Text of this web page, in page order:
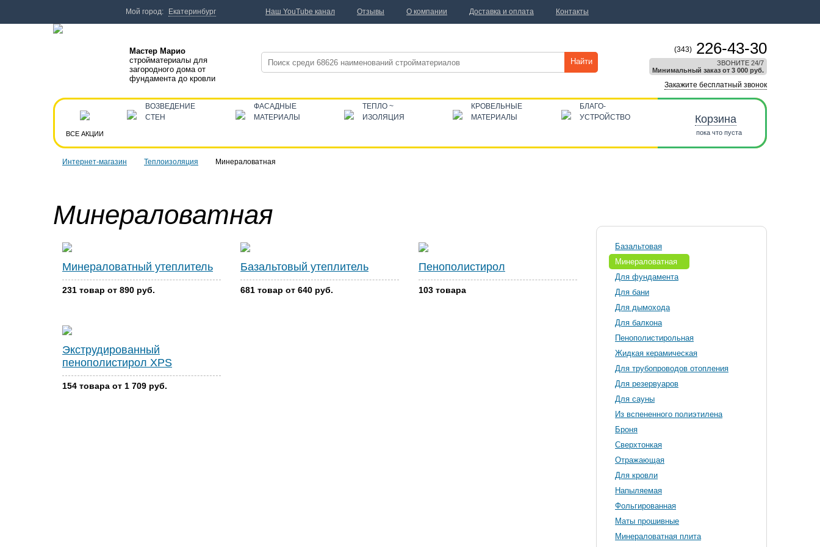
Интернет-магазин Теплоизоляция Минераловатная
Базальтовая
Минераловатная
Для фундамента
Для бани
Для дымохода
Для балкона
Пенополистирольная
Жидкая керамическая
Для трубопроводов отопления
Для резервуаров
Для сауны
Из вспененного полиэтилена
Броня
Сверхтонкая
Отражающая
Для кровли
Напыляемая
Фольгированная
Маты прошивные
Минераловатная плита
Минераловатная
Минераловатный утеплитель
231 товар от 890 руб.
Базальтовый утеплитель
681 товар от 640 руб.
Пенополистирол
103 товара
Экструдированный
пенополистирол XPS
154 товара от 1 709 руб.
Мастер Марио
стройматериалы для
загородного дома от
фундамента до кровли
Найти
(343) 226-43-30
ЗВОНИТЕ 24/7
Минимальный заказ от 3 000 руб.
Закажите бесплатный звонок
ВСЕ АКЦИИ
ВОЗВЕДЕНИЕ
СТЕН
ФАСАДНЫЕ
МАТЕРИАЛЫ
ТЕПЛО ~
ИЗОЛЯЦИЯ
КРОВЕЛЬНЫЕ
МАТЕРИАЛЫ
БЛАГО-
УСТРОЙСТВО
Корзина
пока что пуста
Мой город: Екатеринбург Наш YouTube канал Отзывы О компании Доставка и оплата Контакты